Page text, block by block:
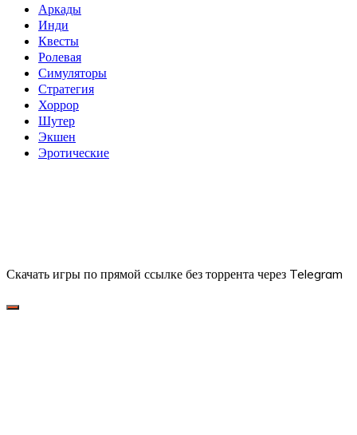
Аркады
Инди
Квесты
Ролевая
Симуляторы
Стратегия
Хоррор
Шутер
Экшен
Эротические
Скачать игры по прямой ссылке без торрента через Telegram